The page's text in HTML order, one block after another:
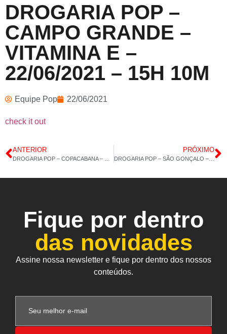
DROGARIA POP –
CAMPO GRANDE –
VITAMINA E –
22/06/2021 – 15H 10M
Equipe Pop 22/06/2021
check it out
ANTERIOR PRÓXIMO
DROGARIA POP – SÃO GONÇALO – ÔMEGA 3 – 23-06-2024 – 14H 45M
Fique por dentro
das novidades
Assine nossa newsletter e fique por dentro dos nossos
conteúdos.